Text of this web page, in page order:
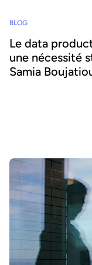
BLOG
Le data
une nécessité
Samia